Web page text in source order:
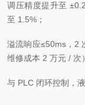
调压精度提升至
至 1.5%；
溢流响应≤50ms，2
维修成本 2 万元 / 次
与 PLC 闭环控制，